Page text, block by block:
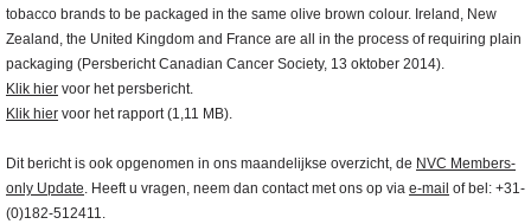
tobacco brands to be packaged in the same olive brown colour. Ireland, New
Zealand, the United Kingdom and France are all in the process of requiring plain
packaging (Persbericht Canadian Cancer Society, 13 oktober 2014).
Klik hier voor het persbericht.
Klik hier voor het rapport (1,11 MB).
Dit bericht is ook opgenomen in ons maandelijkse overzicht, de NVC Members-
only Update. Heeft u vragen, neem dan contact met ons op via e-mail of bel: +31-
(0)182-512411.